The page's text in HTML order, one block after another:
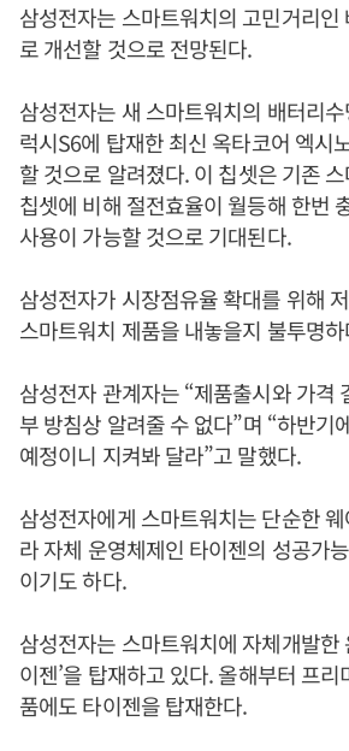
삼성전자는 스마트워치의 고민거리인
로 개선할 것으로 전망된다.
삼성전자는 새 스마트워치의 배터리
럭시S6에 탑재한 최신 옥타코어 엑시
할 것으로 알려졌다. 이 칩셋은 기존
칩셋에 비해 절전효율이 월등해 한번
사용이 가능할 것으로 기대된다.
삼성전자가 시장점유율 확대를 위해
스마트워치 제품을 내놓을지 불투명
삼성전자 관계자는 “제품출시와 가격
부 방침상 알려줄 수 없다”며 “하반기
예정이니 지켜봐 달라”고 말했다.
삼성전자에게 스마트워치는 단순한
라 자체 운영체제인 타이젠의 성공가
이기도 하다.
삼성전자는 스마트워치에 자체개발한
이젠’을 탑재하고 있다. 올해부터 프
품에도 타이젠을 탑재한다.